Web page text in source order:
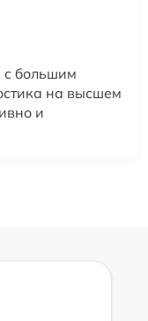
с большим
на высшем
и